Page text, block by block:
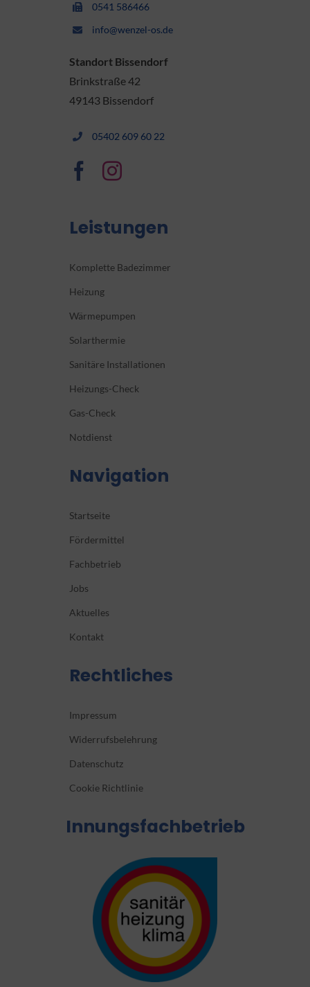
0541 586466
info@wenzel-os.de
Standort Bissendorf
Brinkstraße 42
49143 Bissendorf
05402 609 60 22
Leistungen
Komplette Badezimmer
Heizung
Wärmepumpen
Solarthermie
Sanitäre Installationen
Heizungs-Check
Gas-Check
Notdienst
Navigation
Startseite
Fördermittel
Fachbetrieb
Jobs
Aktuelles
Kontakt
Rechtliches
Impressum
Widerrufsbelehrung
Datenschutz
Cookie Richtlinie
Innungsfachbetrieb